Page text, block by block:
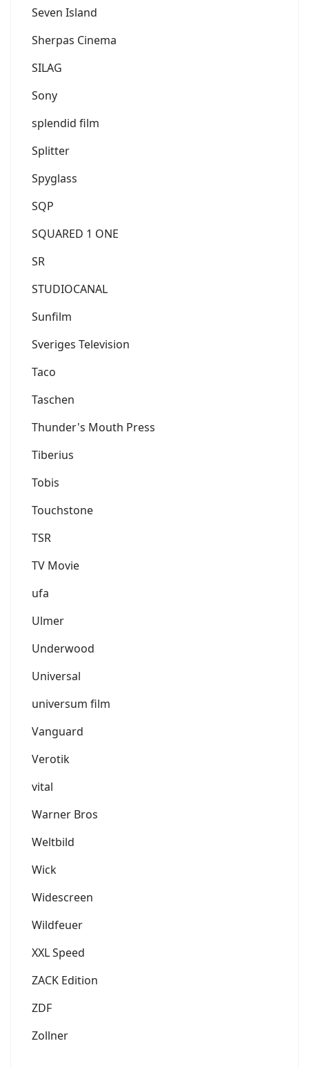
Seven Island
Sherpas Cinema
SILAG
Sony
splendid film
Splitter
Spyglass
SQP
SQUARED 1 ONE
SR
STUDIOCANAL
Sunfilm
Sveriges Television
Taco
Taschen
Thunder's Mouth Press
Tiberius
Tobis
Touchstone
TSR
TV Movie
ufa
Ulmer
Underwood
Universal
universum film
Vanguard
Verotik
vital
Warner Bros
Weltbild
Wick
Widescreen
Wildfeuer
XXL Speed
ZACK Edition
ZDF
Zollner